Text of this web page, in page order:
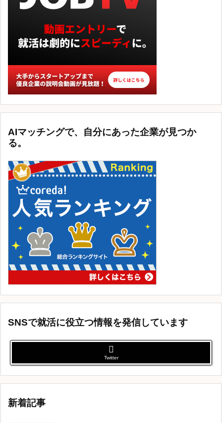
AIマッチングで、自分にあった企業が見つか
る。
SNSで就活に役立つ情報を発信しています
Twitter
新着記事